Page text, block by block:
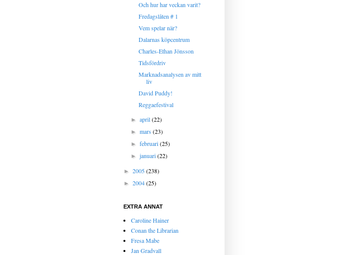
Och hur har veckan varit?
Fredagslåten # 1
Vem spelar när?
Dalarnas köpcentrum
Charles-Ethan Jönsson
Tidsfördriv
Marknadsanalysen av mitt
liv
David Puddy!
Reggaefestival
►april(22)
►mars(23)
►februari(25)
►januari(22)
► 2005(238)
► 2004(25)
EXTRA ANNAT
Caroline Hainer
Conan the Librarian
Fresa Mabe
Jan Gradvall